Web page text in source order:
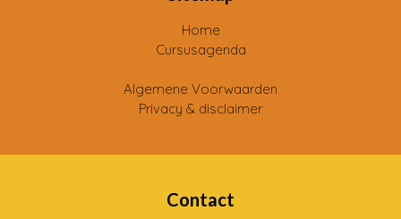
Home
Cursusagenda
Algemene Voorwaarden
Privacy & disclaimer
Contact